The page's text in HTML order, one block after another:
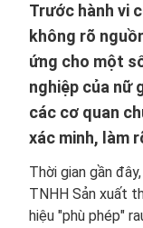
Trước hành vi
không rõ
ứng cho một
nghiệp của nữ
các cơ quan
xác minh, làm
Thời gian gần
TNHH Sản xuất
hiệu "phù phép"